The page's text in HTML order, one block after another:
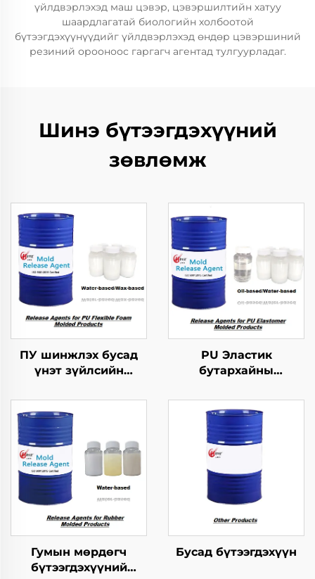
үйлдвэрлэхэд маш цэвэр, цэвэршилтийн хатуу
шаардлагатай биологийн холбоотой
бүтээгдэхүүнүүдийг үйлдвэрлэхэд өндөр цэвэршиний
резиний орооноос гаргагч агентад тулгуурладаг.
Шинэ бүтээгдэхүүний
зөвлөмж
ПУ шинжлэх бусад
үнэт зүйлсийн
бутархайг гаргах
агент
PU Эластик
бутархайны
зохицуулах тусгайлал
Гумын мөрдөгч
бүтээгдэхүүний
Бусад бүтээгдэхүүн